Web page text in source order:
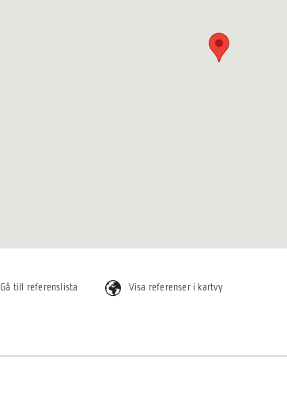
Gå till referenslista Visa referenser i kartvy